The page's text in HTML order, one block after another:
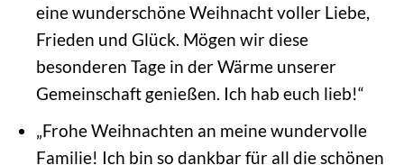
eine wunderschöne Weihnacht voller Liebe,
Frieden und Glück. Mögen wir diese
besonderen Tage in der Wärme unserer
Gemeinschaft genießen. Ich hab euch lieb!“
„Frohe Weihnachten an meine wundervolle
Familie! Ich bin so dankbar für all die schönen